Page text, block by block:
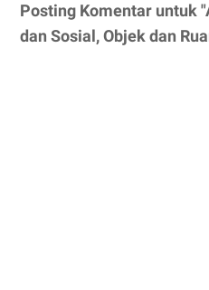
Posting Komentar untuk
dan Sosial, Objek dan